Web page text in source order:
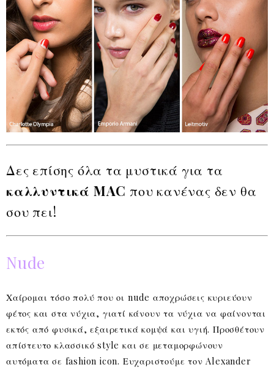
Δες επίσης όλα τα μυστικά για τα
καλλυντικά MAC που κανένας δεν θα
σου πει!
Nude
Χαίρομαι τόσο πολύ που οι nude αποχρώσεις κυριεύουν
φέτος και στα νύχια, γιατί κάνουν τα νύχια να φαίνονται
εκτός από φυσικά, εξαιρετικά κομψά και υγιή. Προσθέτουν
απίστευτο κλασσικό style και σε μεταμορφώνουν
αυτόματα σε fashion icon. Ευχαριστούμε τον Alexander